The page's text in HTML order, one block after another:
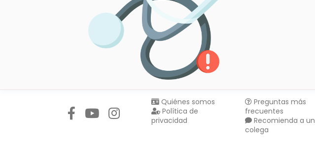
Quiénes somos
Política de
privacidad
Preguntas más
frecuentes
Recomienda a un
colega